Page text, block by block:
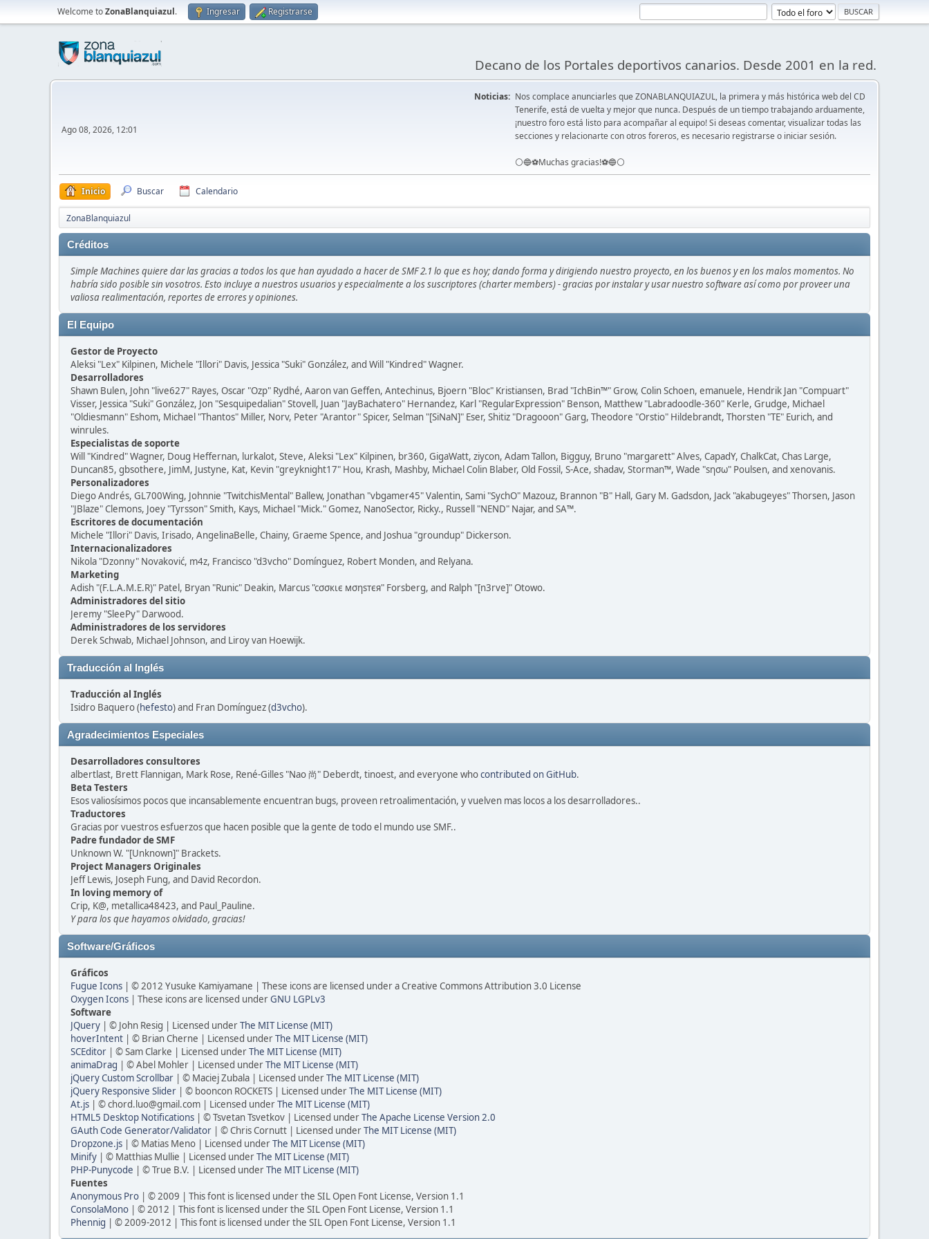
Welcome toZonaBlanquiazul. Ingresar Registrarse
Decano de los Portales deportivos canarios. Desde 2001 en la red.
Ago 08, 2026, 12:01
Noticias: Nos complace anunciarles que ZONABLANQUIAZUL, la primera y más histórica web del CD
Tenerife, está de vuelta y mejor que nunca. Después de un tiempo trabajando arduamente,
¡nuestro foro está listo para acompañar al equipo! Si deseas comentar, visualizar todas las
secciones y relacionarte con otros foreros, es necesario registrarse o iniciar sesión.
⚪️🔵⚽️Muchas gracias!⚽️🔵⚪️
Inicio Buscar Calendario
ZonaBlanquiazul
Créditos
Simple Machines quiere dar las gracias a todos los que han ayudado a hacer de SMF 2.1 lo que es hoy; dando forma y dirigiendo nuestro proyecto, en los buenos y en los malos momentos. No
habría sido posible sin vosotros. Esto incluye a nuestros usuarios y especialmente a los suscriptores (charter members) - gracias por instalar y usar nuestro software así como por proveer una
valiosa realimentación, reportes de errores y opiniones.
El Equipo
Gestor de Proyecto
Aleksi "Lex" Kilpinen, Michele "Illori" Davis, Jessica "Suki" González, and Will "Kindred" Wagner.
Desarrolladores
Shawn Bulen, John "live627" Rayes, Oscar "Ozp" Rydhé, Aaron van Geffen, Antechinus, Bjoern "Bloc" Kristiansen, Brad "IchBin™" Grow, Colin Schoen, emanuele, Hendrik Jan "Compuart"
Visser, Jessica "Suki" González, Jon "Sesquipedalian" Stovell, Juan "JayBachatero" Hernandez, Karl "RegularExpression" Benson, Matthew "Labradoodle-360" Kerle, Grudge, Michael
"Oldiesmann" Eshom, Michael "Thantos" Miller, Norv, Peter "Arantor" Spicer, Selman "[SiNaN]" Eser, Shitiz "Dragooon" Garg, Theodore "Orstio" Hildebrandt, Thorsten "TE" Eurich, and
winrules.
Especialistas de soporte
Will "Kindred" Wagner, Doug Heffernan, lurkalot, Steve, Aleksi "Lex" Kilpinen, br360, GigaWatt, ziycon, Adam Tallon, Bigguy, Bruno "margarett" Alves, CapadY, ChalkCat, Chas Large,
Duncan85, gbsothere, JimM, Justyne, Kat, Kevin "greyknight17" Hou, Krash, Mashby, Michael Colin Blaber, Old Fossil, S-Ace, shadav, Storman™, Wade "sησω" Poulsen, and xenovanis.
Personalizadores
Diego Andrés, GL700Wing, Johnnie "TwitchisMental" Ballew, Jonathan "vbgamer45" Valentin, Sami "SychO" Mazouz, Brannon "B" Hall, Gary M. Gadsdon, Jack "akabugeyes" Thorsen, Jason
"JBlaze" Clemons, Joey "Tyrsson" Smith, Kays, Michael "Mick." Gomez, NanoSector, Ricky., Russell "NEND" Najar, and SA™.
Escritores de documentación
Michele "Illori" Davis, Irisado, AngelinaBelle, Chainy, Graeme Spence, and Joshua "groundup" Dickerson.
Internacionalizadores
Nikola "Dzonny" Novaković, m4z, Francisco "d3vcho" Domínguez, Robert Monden, and Relyana.
Marketing
Adish "(F.L.A.M.E.R)" Patel, Bryan "Runic" Deakin, Marcus "cσσкιє мσηѕтєя" Forsberg, and Ralph "[n3rve]" Otowo.
Administradores del sitio
Jeremy "SleePy" Darwood.
Administradores de los servidores
Derek Schwab, Michael Johnson, and Liroy van Hoewijk.
Traducción al Inglés
Traducción al Inglés
Isidro Baquero (hefesto) and Fran Domínguez (d3vcho).
Agradecimientos Especiales
Desarrolladores consultores
albertlast, Brett Flannigan, Mark Rose, René-Gilles "Nao 尚" Deberdt, tinoest, and everyone whocontributed on GitHub.
Beta Testers
Esos valiosísimos pocos que incansablemente encuentran bugs, proveen retroalimentación, y vuelven mas locos a los desarrolladores..
Traductores
Gracias por vuestros esfuerzos que hacen posible que la gente de todo el mundo use SMF..
Padre fundador de SMF
Unknown W. "[Unknown]" Brackets.
Project Managers Originales
Jeff Lewis, Joseph Fung, and David Recordon.
In loving memory of
Crip, K@, metallica48423, and Paul_Pauline.
Y para los que hayamos olvidado, gracias!
Software/Gráficos
Gráficos
Fugue Icons | © 2012 Yusuke Kamiyamane | These icons are licensed under a Creative Commons Attribution 3.0 License
Oxygen Icons | These icons are licensed underGNU LGPLv3
Software
JQuery | © John Resig | Licensed underThe MIT License (MIT)
hoverIntent | © Brian Cherne | Licensed underThe MIT License (MIT)
SCEditor | © Sam Clarke | Licensed underThe MIT License (MIT)
animaDrag | © Abel Mohler | Licensed underThe MIT License (MIT)
jQuery Custom Scrollbar | © Maciej Zubala | Licensed underThe MIT License (MIT)
jQuery Responsive Slider | © booncon ROCKETS | Licensed underThe MIT License (MIT)
At.js | © chord.luo@gmail.com | Licensed underThe MIT License (MIT)
HTML5 Desktop Notifications | © Tsvetan Tsvetkov | Licensed underThe Apache License Version 2.0
GAuth Code Generator/Validator | © Chris Cornutt | Licensed underThe MIT License (MIT)
Dropzone.js | © Matias Meno | Licensed underThe MIT License (MIT)
Minify | © Matthias Mullie | Licensed underThe MIT License (MIT)
PHP-Punycode | © True B.V. | Licensed underThe MIT License (MIT)
Fuentes
Anonymous Pro | © 2009 | This font is licensed under the SIL Open Font License, Version 1.1
ConsolaMono | © 2012 | This font is licensed under the SIL Open Font License, Version 1.1
Phennig | © 2009-2012 | This font is licensed under the SIL Open Font License, Version 1.1